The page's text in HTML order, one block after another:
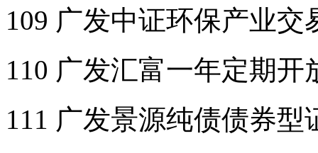
109 广发中证环保产业
110 广发汇富一年定期
111 广发景源纯债债券型